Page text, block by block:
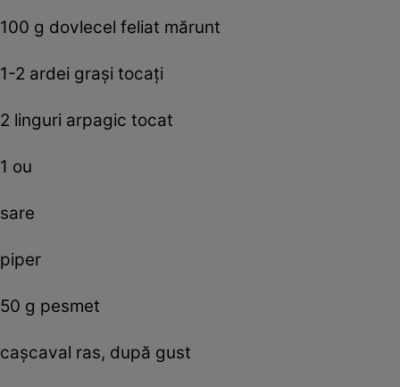
100 g dovlecel feliat mărunt
1-2 ardei graşi tocaţi
2 linguri arpagic tocat
1 ou
sare
piper
50 g pesmet
caşcaval ras, după gust